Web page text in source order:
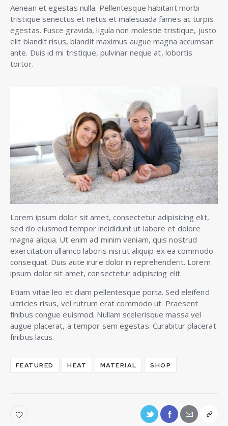
Aenean et egestas nulla. Pellentesque habitant morbi
tristique senectus et netus et malesuada fames ac turpis
egestas. Fusce gravida, ligula non molestie tristique, justo
elit blandit risus, blandit maximus augue magna accumsan
ante. Duis id mi tristique, pulvinar neque at, lobortis
tortor.
Lorem ipsum dolor sit amet, consectetur adipisicing elit,
sed do eiusmod tempor incididunt ut labore et dolore
magna aliqua. Ut enim ad minim veniam, quis nostrud
exercitation ullamco laboris nisi ut aliquip ex ea commodo
consequat. Duis aute irure dolor in reprehenderit. Lorem
ipsum dolor sit amet, consectetur adipiscing elit.
Etiam vitae leo et diam pellentesque porta. Sed eleifend
ultricies risus, vel rutrum erat commodo ut. Praesent
finibus congue euismod. Nullam scelerisque massa vel
augue placerat, a tempor sem egestas. Curabitur placerat
finibus lacus.
FEATURED HEAT MATERIAL SHOP